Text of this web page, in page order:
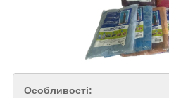
Особливості: